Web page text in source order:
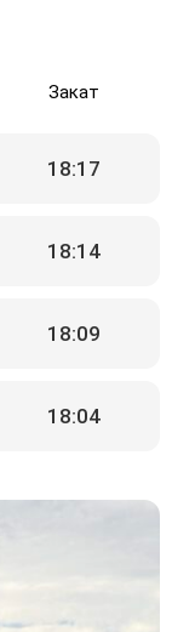
Закат
18:17
18:14
18:09
18:04